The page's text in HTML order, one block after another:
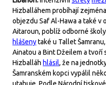
Hizballáhem probíhají
objezdu Saf Al-Hawa a také v
Aitaroun, poblíž odborné
hlášenytaké u Tallet
Ainatou a Bint Džeilem a
Hizballáh hlásil, že na
Šamranském kopci vypálil